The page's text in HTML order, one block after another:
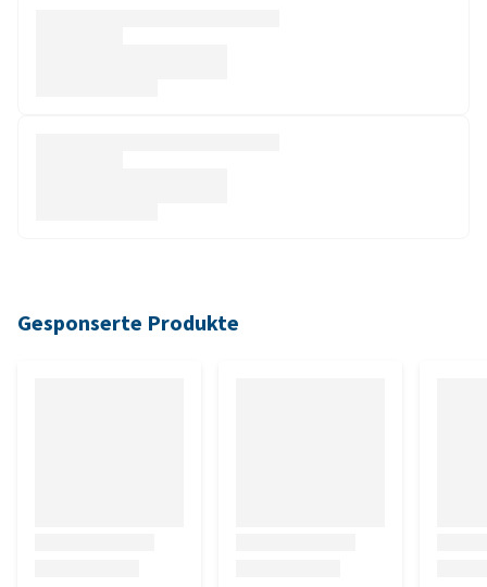
Gesponserte Produkte